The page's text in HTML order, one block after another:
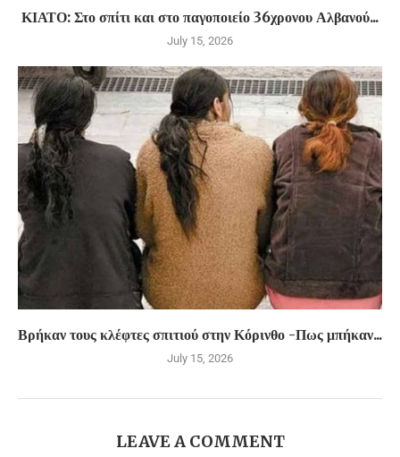
ΚΙΑΤΟ: Στο σπίτι και στο παγοποιείο 36χρονου Αλβανού...
July 15, 2026
Βρήκαν τους κλέφτες σπιτιού στην Κόρινθο -Πως μπήκαν...
July 15, 2026
LEAVE A COMMENT